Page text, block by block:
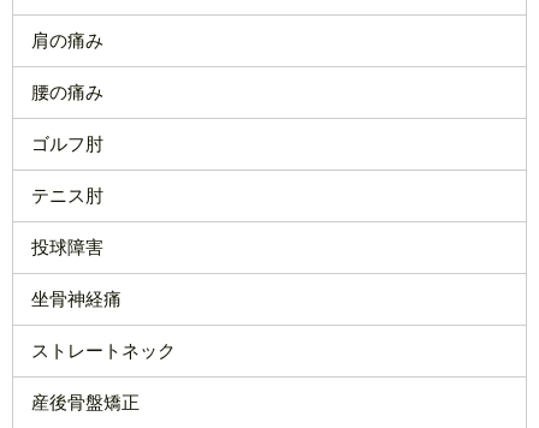
肩の痛み
腰の痛み
ゴルフ肘
テニス肘
投球障害
坐骨神経痛
ストレートネック
産後骨盤矯正